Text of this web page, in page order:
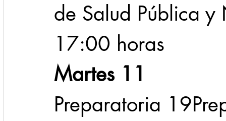
de Salud Pública
17:00 horas
Martes 11
Preparatoria